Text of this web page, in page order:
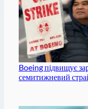
Boeing підвищує
семитижневий